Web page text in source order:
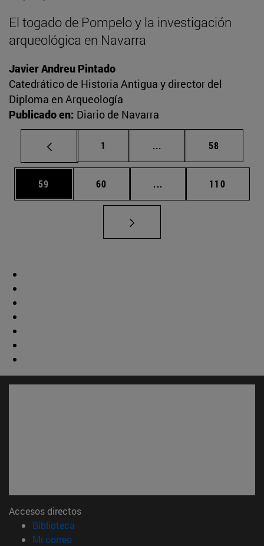
El togado de Pompelo y la investigación
arqueológica en Navarra
Javier Andreu Pintado
Catedrático de Historia Antigua y director del
Diploma en Arqueología
Publicado en: Diario de Navarra
Página
1 ... Páginas intermedias
Página
58
Página
59 Página
60 ... Páginas intermedias
Página
110
Accesos directos
Biblioteca
Mi correo(abre en nueva ventana)